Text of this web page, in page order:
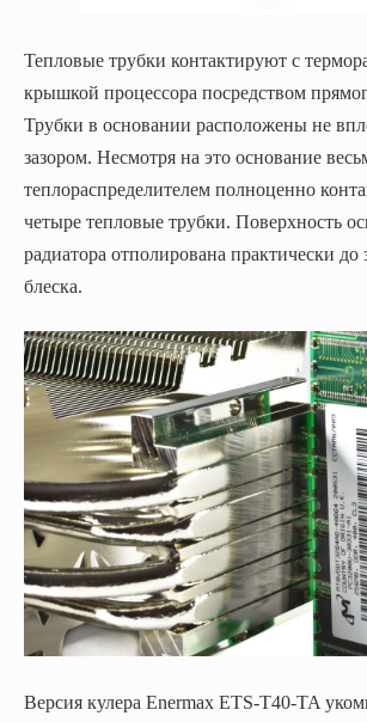
Тепловые трубки контактируют с
крышкой процессора посредством
Трубки в основании расположены не
зазором. Несмотря на это основание
теплораспределителем полноценно
четыре тепловые трубки. Поверхность
радиатора отполирована практически до
блеска.
Версия кулера Enermax ETS-T40-TA